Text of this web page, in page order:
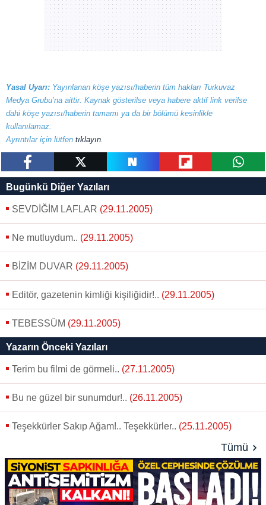
Yasal Uyarı: Yayınlanan köşe yazısı/haberin tüm hakları Turkuvaz
Medya Grubu’na aittir. Kaynak gösterilse veya habere aktif link verilse
dahi köşe yazısı/haberin tamamı ya da bir bölümü kesinlikle
kullanılamaz.
Ayrıntılar için lütfen tıklayın.
Bugünkü Diğer Yazıları
SEVDİĞİM LAFLAR (29.11.2005)
Ne mutluydum.. (29.11.2005)
BİZİM DUVAR (29.11.2005)
Editör, gazetenin kimliği kişiliğidir!.. (29.11.2005)
TEBESSÜM (29.11.2005)
Yazarın Önceki Yazıları
Terim bu filmi de görmeli.. (27.11.2005)
Bu ne güzel bir sunumdur!.. (26.11.2005)
Teşekkürler Sakıp Ağam!.. Teşekkürler.. (25.11.2005)
Tümü